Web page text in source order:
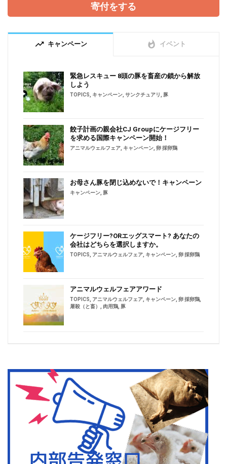
寄付をする
trending_up キャンペーン whatshot イベント
緊急レスキュー 8頭の豚を畜産の鎖から解放
しよう
TOPICS キャンペーン サンクチュアリ 豚
餃子計画の親会社CJ Groupにケージフリー
を求める国際キャンペーン開始！
アニマルウェルフェア キャンペーン 卵 採卵鶏
お母さん豚を閉じ込めないで！キャンペーン
キャンペーン 豚
ケージフリー?ORエッグスマート? あなたの
会社はどちらを選択しますか。
TOPICS アニマルウェルフェア キャンペーン 卵 採卵鶏
アニマルウェルフェアアワード
TOPICS アニマルウェルフェア キャンペーン 卵 採卵鶏
屠殺（と畜）
肉用鶏 豚